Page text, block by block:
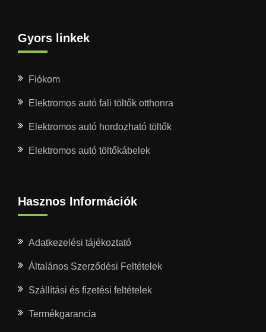
Gyors linkek
Fiókom
Elektromos autó fali töltők otthonra
Elektromos autó hordozható töltők
Elektromos autó töltőkábelek
Hasznos Információk
Adatkezelési tájékoztató
Általános Szerződési Feltételek
Szállítási és fizetési feltételek
Termékgarancia